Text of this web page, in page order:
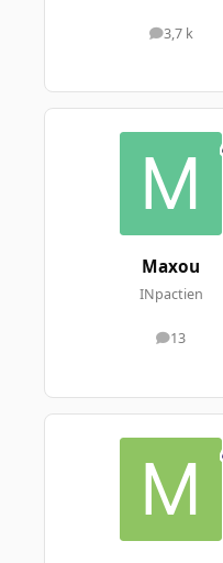
3,7 k
Maxou
INpactien
13